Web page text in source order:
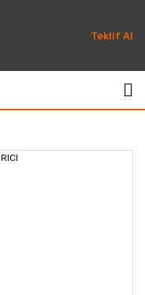
Teklif Al